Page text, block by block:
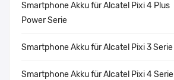
Smartphone Akku für Alcatel Pixi 4 Plus
Power Serie
Smartphone Akku für Alcatel Pixi 3 Serie
Smartphone Akku für Alcatel Pixi 4 Serie